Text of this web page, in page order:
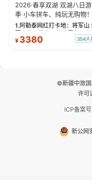
2026·春享双湖 双湖八日
季 小车拼车、纯玩无购物！
1.阿勒泰网红打卡地：将军山
军山落日缆车，体验雪都风
将军山，夕阳派对，蹦迪
¥ 3380 354人
©新疆中旅
许可
ICP备案
新公网